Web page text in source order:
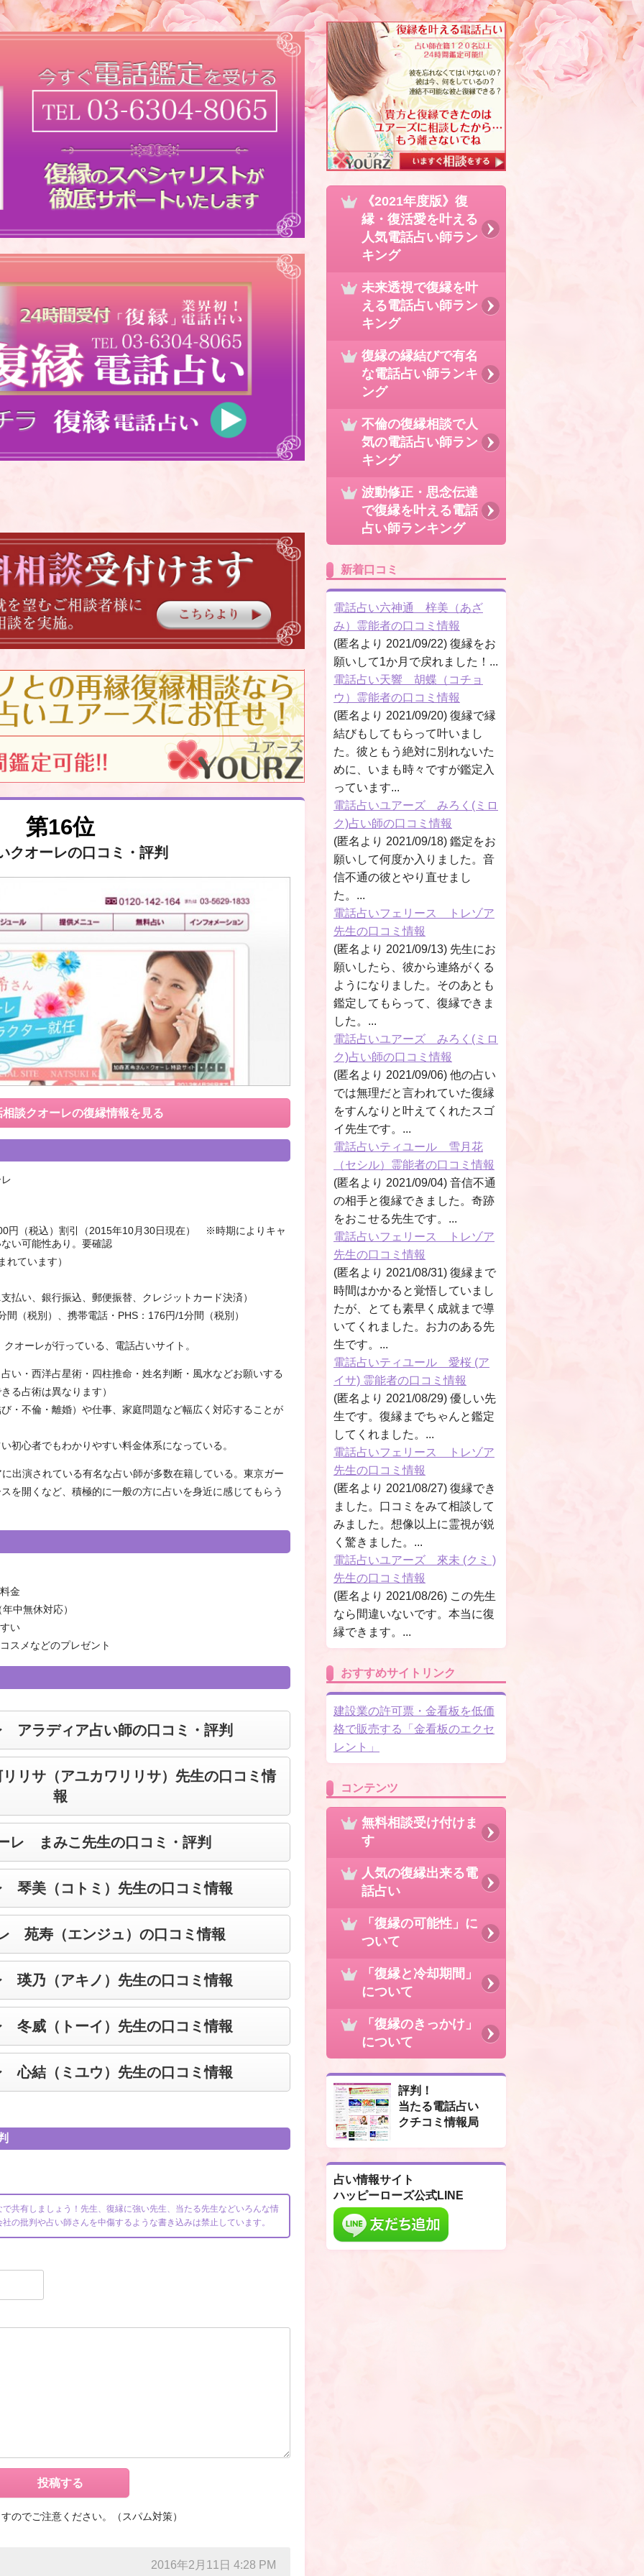
第16位
クオーレの口コミ・評判
相談クオーレの復縁情報を見る
円（税込）割引（2015年10月30日現在） ※時期によりキャ
い可能性あり。要確認
れています）
払い、銀行振込、郵便振替、クレジットカード決済）
間（税別）、携帯電話・PHS：176円/1分間（税別）
オーレが行っている、電話占いサイト。
い・西洋占星術・四柱推命・姓名判断・風水などお願いする
る占術は異なります）
・不倫・離婚）や仕事、家庭問題など幅広く対応することが
初心者でもわかりやすい料金体系になっている。
出演されている有名な占い師が多数在籍している。東京ガー
を開くなど、積極的に一般の方に占いを身近に感じてもらう
金
中無休対応）
い
スメなどのプレゼント
アラディア占い師の口コミ・評判
リサ（アユカワリリサ）先生の口コミ情
報
レ まみこ先生の口コミ・評判
琴美（コトミ）先生の口コミ情報
苑寿（エンジュ）の口コミ情報
瑛乃（アキノ）先生の口コミ情報
冬威（トーイ）先生の口コミ情報
心結（ミユウ）先生の口コミ情報
共有しましょう！先生、復縁に強い先生、当たる先生などいろんな情
の批判や占い師さんを中傷するような書き込みは禁止しています。
のでご注意ください。（スパム対策）
2016年2月11日 4:28 PM
《2021年度版》復
縁・復活愛を叶える
人気電話占い師ラン
キング
未来透視で復縁を叶
える電話占い師ラン
キング
復縁の縁結びで有名
な電話占い師ランキ
ング
不倫の復縁相談で人
気の電話占い師ラン
キング
波動修正・思念伝達
で復縁を叶える電話
占い師ランキング
新着口コミ
電話占い六神通 梓美（あざ
み）霊能者の口コミ情報
(匿名より 2021/09/22) 復縁をお
願いして1か月で戻れました！...
電話占い天響 胡蝶（コチョ
ウ）霊能者の口コミ情報
(匿名より 2021/09/20) 復縁で縁
結びもしてもらって叶いまし
た。彼ともう絶対に別れないた
めに、いまも時々ですが鑑定入
っています...
電話占いユアーズ みろく(ミロ
ク)占い師の口コミ情報
(匿名より 2021/09/18) 鑑定をお
願いして何度か入りました。音
信不通の彼とやり直せまし
た。...
電話占いフェリース トレゾア
先生の口コミ情報
(匿名より 2021/09/13) 先生にお
願いしたら、彼から連絡がくる
ようになりました。そのあとも
鑑定してもらって、復縁できま
した。...
電話占いユアーズ みろく(ミロ
ク)占い師の口コミ情報
(匿名より 2021/09/06) 他の占い
では無理だと言われていた復縁
をすんなりと叶えてくれたスゴ
イ先生です。...
電話占いティユール 雪月花
（セシル）霊能者の口コミ情報
(匿名より 2021/09/04) 音信不通
の相手と復縁できました。奇跡
をおこせる先生です。...
電話占いフェリース トレゾア
先生の口コミ情報
(匿名より 2021/08/31) 復縁まで
時間はかかると覚悟していまし
たが、とても素早く成就まで導
いてくれました。お力のある先
生です。...
電話占いティユール 愛桜 (ア
イサ) 霊能者の口コミ情報
(匿名より 2021/08/29) 優しい先
生です。復縁までちゃんと鑑定
してくれました。...
電話占いフェリース トレゾア
先生の口コミ情報
(匿名より 2021/08/27) 復縁でき
ました。口コミをみて相談して
みました。想像以上に霊視が鋭
く驚きました。...
電話占いユアーズ 來未 (クミ )
先生の口コミ情報
(匿名より 2021/08/26) この先生
なら間違いないです。本当に復
縁できます。...
おすすめサイトリンク
建設業の許可票・金看板を低価
格で販売する「金看板のエクセ
レント」
コンテンツ
無料相談受け付けま
す
人気の復縁出来る電
話占い
「復縁の可能性」に
ついて
「復縁と冷却期間」
について
「復縁のきっかけ」
について
評判！
当たる電話占い
クチコミ情報局
占い情報サイト
ハッピーローズ公式LINE